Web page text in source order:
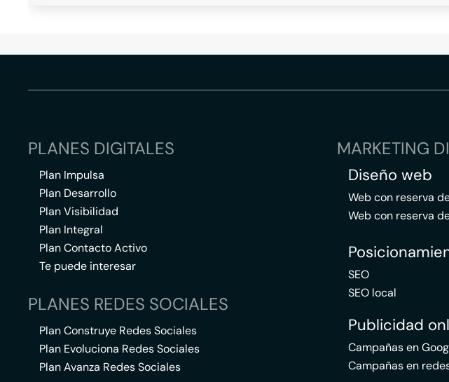
PLANES DIGITALES
Plan Impulsa
Plan Desarrollo
Plan Visibilidad
Plan Integral
Plan Contacto Activo
Te puede interesar
PLANES REDES SOCIALES
Plan Construye Redes Sociales
Plan Evoluciona Redes Sociales
Plan Avanza Redes Sociales
MARKETING
Diseño web
Web con reserva
Web con reserva
SEO
SEO local
Publicidad
Campañas en
Campañas en